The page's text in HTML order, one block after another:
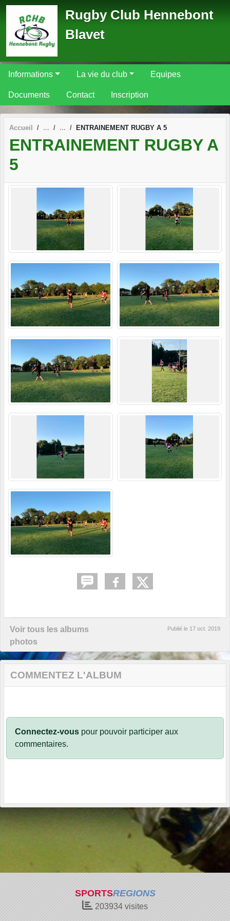
Rugby Club Hennebont
Blavet
Informations La vie du club Equipes
Documents Contact Inscription
Accueil ENTRAINEMENT RUGBY A 5
ENTRAINEMENT RUGBY A
5
Voir tous les albums
photos
Publié le 17 oct. 2019
COMMENTEZ L'ALBUM
Connectez-vous pour pouvoir participer aux
commentaires.
SPORTSREGIONS
203934 visites
Panneau de gestion des cookies